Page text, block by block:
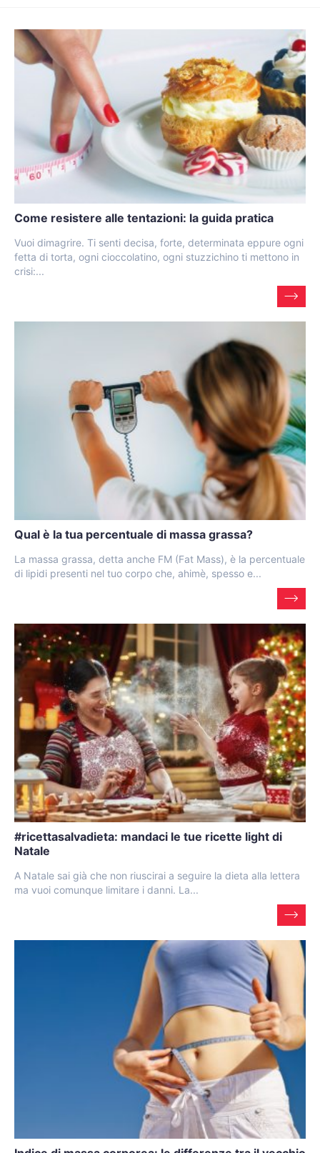
Come resistere alle tentazioni: la guida pratica
Vuoi dimagrire. Ti senti decisa, forte, determinata eppure ogni
fetta di torta, ogni cioccolatino, ogni stuzzichino ti mettono in
crisi:...
Qual è la tua percentuale di massa grassa?
La massa grassa, detta anche FM (Fat Mass), è la percentuale
di lipidi presenti nel tuo corpo che, ahimè, spesso e...
#ricettasalvadieta: mandaci le tue ricette light di
Natale
A Natale sai già che non riuscirai a seguire la dieta alla lettera
ma vuoi comunque limitare i danni. La...